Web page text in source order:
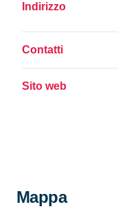
Indirizzo
Contatti
Sito web
Mappa